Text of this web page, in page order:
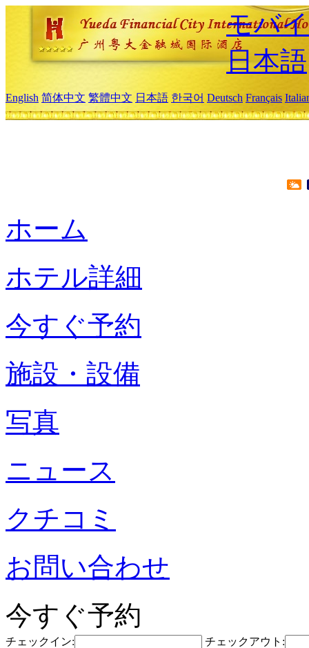
モバ
日本語
English 简体中文 繁體中文 日本語 한국어 Deutsch Français
ホーム
ホテル詳細
今すぐ予約
施設・設備
写真
ニュース
クチコミ
お問い合わせ
今すぐ予約
チェックイン: チェックアウト: